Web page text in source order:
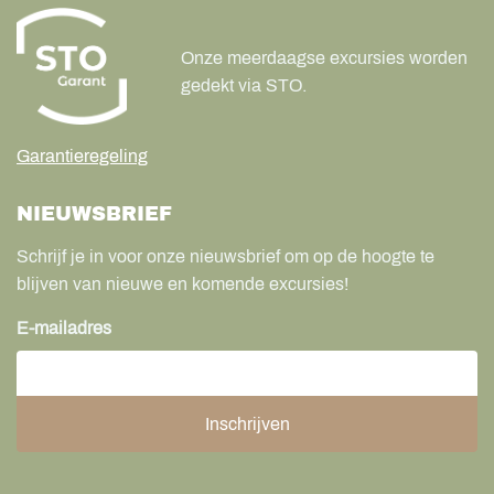
Garantieregeling
Onze meerdaagse excursies worden
gedekt via STO.
NIEUWSBRIEF
Schrijf je in voor onze nieuwsbrief om op de hoogte te
blijven van nieuwe en komende excursies!
E-mailadres